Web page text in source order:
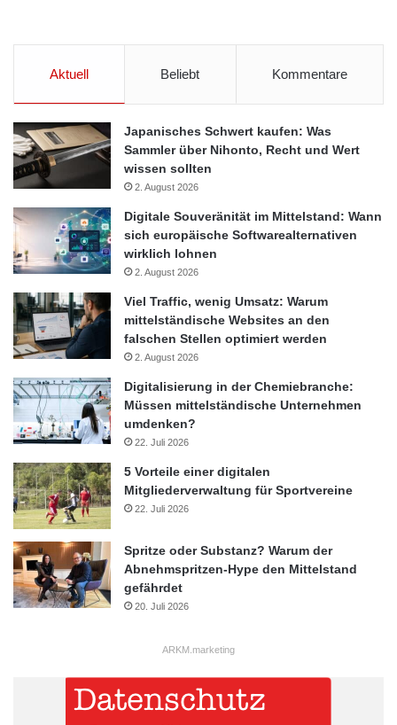
Aktuell
Beliebt Kommentare
Japanisches Schwert kaufen: Was
Sammler über Nihonto, Recht und Wert
wissen sollten
2. August 2026
Digitale Souveränität im Mittelstand: Wann
sich europäische Softwarealternativen
wirklich lohnen
2. August 2026
Viel Traffic, wenig Umsatz: Warum
mittelständische Websites an den
falschen Stellen optimiert werden
2. August 2026
Digitalisierung in der Chemiebranche:
Müssen mittelständische Unternehmen
umdenken?
22. Juli 2026
5 Vorteile einer digitalen
Mitgliederverwaltung für Sportvereine
22. Juli 2026
Spritze oder Substanz? Warum der
Abnehmspritzen-Hype den Mittelstand
gefährdet
20. Juli 2026
ARKM.marketing